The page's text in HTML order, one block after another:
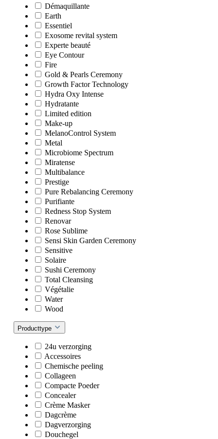
Démaquillante
Earth
Essentiel
Exosome revital system
Experte beauté
Eye Contour
Fire
Gold & Pearls Ceremony
Growth Factor Technology
Hydra Oxy Intense
Hydratante
Limited edition
Make-up
MelanoControl System
Metal
Microbiome Spectrum
Miratense
Multibalance
Prestige
Pure Rebalancing Ceremony
Purifiante
Redness Stop System
Renovar
Rose Sublime
Sensi Skin Garden Ceremony
Sensitive
Solaire
Sushi Ceremony
Total Cleansing
Végétalie
Water
Wood
Producttype
24u verzorging
Accessoires
Chemische peeling
Collageen
Compacte Poeder
Concealer
Crème Masker
Dagcrème
Dagverzorging
Douchegel